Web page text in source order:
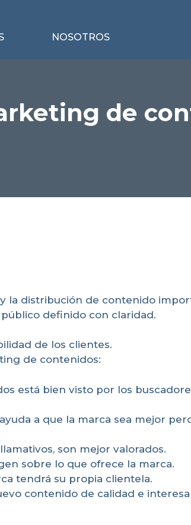
NOSOTROS
de
la distribución de contenido
definido con claridad.
de los clientes.
de contenidos:
está bien visto por los
a que la marca sea mejor
son mejor valorados.
sobre lo que ofrece la marca.
tendrá su propia clientela.
contenido de calidad e